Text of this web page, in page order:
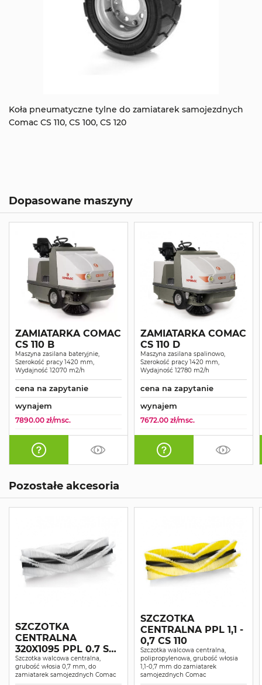
Koła pneumatyczne tylne do zamiatarek samojezdnych
Comac CS 110, CS 100, CS 120
Dopasowane maszyny
ZAMIATARKA COMAC
CS 110 B
Maszyna zasilana bateryjnie,
Szerokość pracy 1420 mm,
Wydajność 12070 m2/h
cena na zapytanie
wynajem
7890.00 zł/msc.
ZAMIATARKA COMAC
CS 110 D
Maszyna zasilana spalinowo,
Szerokość pracy 1420 mm,
Wydajność 12780 m2/h
cena na zapytanie
wynajem
7672.00 zł/msc.
Pozostałe akcesoria
SZCZOTKA
CENTRALNA
320X1095 PPL 0.7 SB
PP CS 110
Szczotka walcowa centralna,
grubość włosia 0,7 mm, do
zamiatarek samojezdnych Comac
SZCZOTKA
CENTRALNA PPL 1,1 -
0,7 CS 110
Szczotka walcowa centralna,
polipropylenowa, grubość włosia
1,1-0,7 mm do zamiatarek
samojezdnych Comac